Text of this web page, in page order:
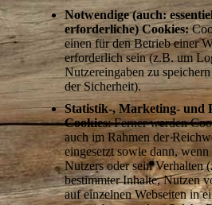
Notwendige (auch:
erforderliche) Cookies:
einen für den Betrieb einer
erforderlich sein (z.B. um
Nutzereingaben zu
der Sicherheit).
Statistik-, Marketing- und
Cookies: Ferner werden
auch im Rahmen der
eingesetzt sowie dann, wenn
Nutzers oder sein Verhalten
bestimmter Inhalte, Nutzen
auf einzelnen Webseiten in